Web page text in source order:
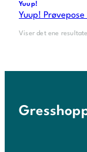
Yuup!
Yuup!
Viser det ene